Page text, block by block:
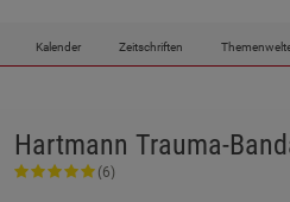
Kalender Zeitschriften
Hartmann Trauma-
(6)